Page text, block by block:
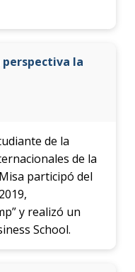
la
de la
de la
participó del
y realizó un
School.